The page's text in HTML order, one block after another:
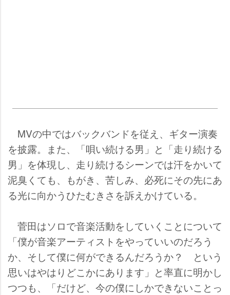
MVの中ではバックバンドを従え、ギター演奏
を披露。また、「唄い続ける男」と「走り続ける
男」を体現し、走り続けるシーンでは汗をかいて
泥臭くても、もがき、苦しみ、必死にその先にあ
る光に向かうひたむきさを訴えかけている。
菅田はソロで音楽活動をしていくことについて
「僕が音楽アーティストをやっていいのだろう
か、そして僕に何ができるんだろうか？ という
思いはやはりどこかにあります」と率直に明かし
つつも、「だけど、今の僕にしかできないことっ